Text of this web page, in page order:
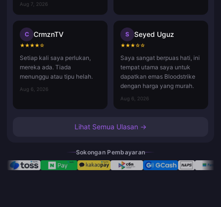
Aug 7, 2026
C CrmznTV
★★★★☆
Setiap kali saya perlukan,
mereka ada. Tiada
menunggu atau tipu helah.
Aug 6, 2026
S Seyed Uguz
★★★☆☆
Saya sangat berpuas hati, ini
tempat utama saya untuk
dapatkan emas Bloodstrike
dengan harga yang murah.
Aug 6, 2026
Lihat Semua Ulasan →
Sokongan Pembayaran